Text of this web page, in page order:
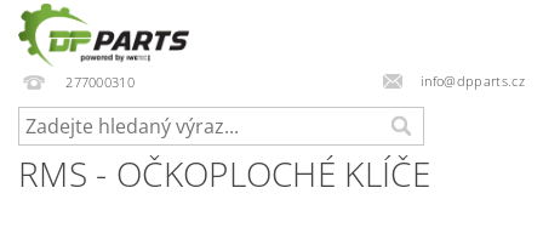
277000310 info@dpparts.cz
RMS - OČKOPLOCHÉ KLÍČE